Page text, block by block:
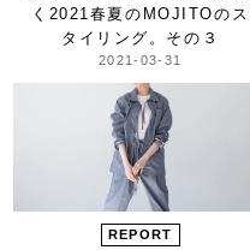
く 2021春夏のMOJITOの ス
タイリング。その３
2021-03-31
REPORT